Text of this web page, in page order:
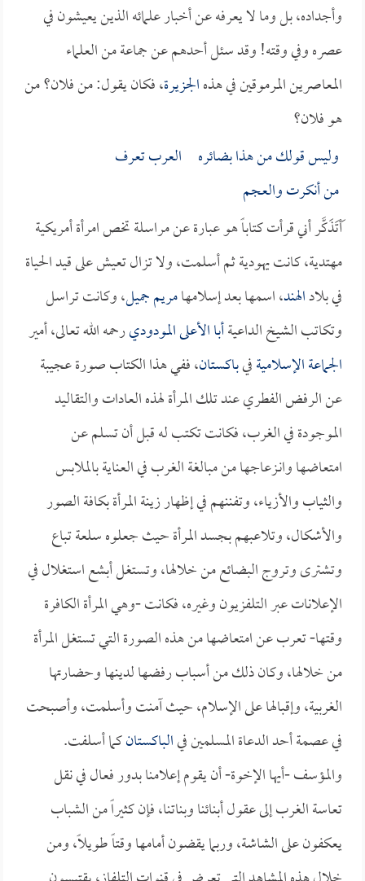
وأجداده، بل وما لا يعرفه عن أخبار علمائه الذين يعيشون في
عصره وفي وقته! وقد سئل أحدهم عن جماعة من العلماء
المعاصرين المرموقين في هذهالجزيرة، فكان يقول: من فلان؟ من
هو فلان؟
وليس قولك من هذا بضائره العرب تعرف
من أنكرت والعجم
َأتَذَكَّر أني قرأت كتاباً هو عبارة عن مراسلة تخص امرأة أمريكية
مهتدية، كانت يهودية ثم أسلمت، ولا تزال تعيش على قيد الحياة
في بلادالهند، اسمها بعد إسلامهامريم جميل، وكانت تراسل
وتكاتب الشيخ الداعيةأبا الأعلى المودوديرحمه الله تعالى، أمير
الجماعة الإسلاميةفيباكستان، ففي هذا الكتاب صورة عجيبة
عن الرفض الفطري عند تلك المرأة لهذه العادات والتقاليد
الموجودة في الغرب، فكانت تكتب له قبل أن تسلم عن
امتعاضها وانـزعاجها من مبالغة الغرب في العناية بالملابس
والثياب والأزياء، وتفننهم في إظهار زينة المرأة بكافة الصور
والأشكال، وتلاعبهم بجسد المرأة حيث جعلوه سلعة تباع
وتشترى وتروج البضائع من خلالها، وتستغل أبشع استغلال في
الإعلانات عبر التلفزيون وغيره، فكانت -وهي المرأة الكافرة
وقتها- تعرب عن امتعاضها من هذه الصورة التي تستغل المرأة
من خلالها، وكان ذلك من أسباب رفضها لدينها وحضارتها
الغربية، وإقبالها على الإسلام، حيث آمنت وأسلمت، وأصبحت
في عصمة أحد الدعاة المسلمين فيالباكستانكما أسلفت.
والمؤسف -أيها الإخوة- أن يقوم إعلامنا بدور فعال في نقل
تعاسة الغرب إلى عقول أبنائنا وبناتنا، فإن كثيراً من الشباب
يعكفون على الشاشة، وربما يقضون أمامها وقتاً طويلاً، ومن